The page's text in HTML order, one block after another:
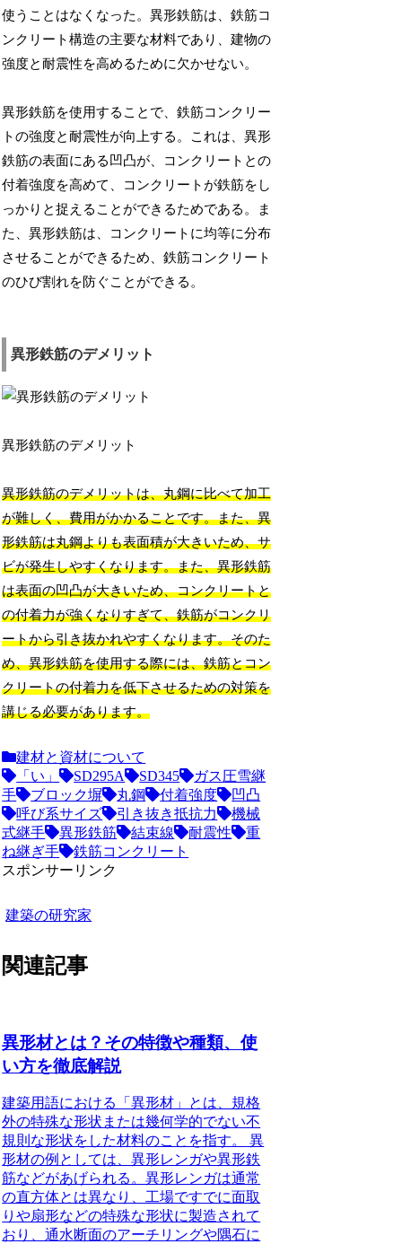
使うことはなくなった。異形鉄筋は、鉄筋コ
ンクリート構造の主要な材料であり、建物の
強度と耐震性を高めるために欠かせない。
異形鉄筋を使用することで、鉄筋コンクリー
トの強度と耐震性が向上する。これは、異形
鉄筋の表面にある凹凸が、コンクリートとの
付着強度を高めて、コンクリートが鉄筋をし
っかりと捉えることができるためである。ま
た、異形鉄筋は、コンクリートに均等に分布
させることができるため、鉄筋コンクリート
のひび割れを防ぐことができる。
異形鉄筋のデメリット
異形鉄筋のデメリット
異形鉄筋のデメリットは、丸鋼に比べて加工
が難しく、費用がかかることです。また、異
形鉄筋は丸鋼よりも表面積が大きいため、サ
ビが発生しやすくなります。また、異形鉄筋
は表面の凹凸が大きいため、コンクリートと
の付着力が強くなりすぎて、鉄筋がコンクリ
ートから引き抜かれやすくなります。そのた
め、異形鉄筋を使用する際には、鉄筋とコン
クリートの付着力を低下させるための対策を
講じる必要があります。
建材と資材について
「い」
SD295A SD345
ガス圧雪継
手
ブロック塀 丸鋼 付着強度
凹凸
呼び系サイズ
引き抜き抵抗力
機械
式継手
異形鉄筋 結束線 耐震性
重
ね継ぎ手
鉄筋コンクリート
スポンサーリンク
建築の研究家
関連記事
異形材とは？その特徴や種類、使
い方を徹底解説
建築用語における「異形材」とは、規格
外の特殊な形状または幾何学的でない不
規則な形状をした材料のことを指す。
異
形材の例としては、異形レンガや異形鉄
筋などがあげられる。異形レンガは通常
の直方体とは異なり、工場ですでに面取
りや扇形などの特殊な形状に製造されて
おり、通水断面のアーチリングや隅石に